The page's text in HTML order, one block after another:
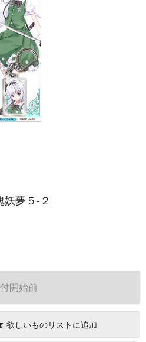
夢５-２
開始前
欲しいものリストに追加